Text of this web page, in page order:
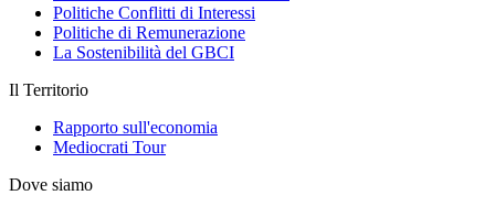
Politiche Conflitti di Interessi
Politiche di Remunerazione
La Sostenibilità del GBCI
Il Territorio
Rapporto sull'economia
Mediocrati Tour
Dove siamo